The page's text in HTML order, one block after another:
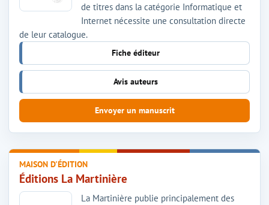
de titres dans la catégorie Informatique et
Internet nécessite une consultation directe
de leur catalogue.
Fiche éditeur
Avis auteurs
Envoyer un manuscrit
MAISON D'ÉDITION
Éditions La Martinière
La Martinière publie principalement des